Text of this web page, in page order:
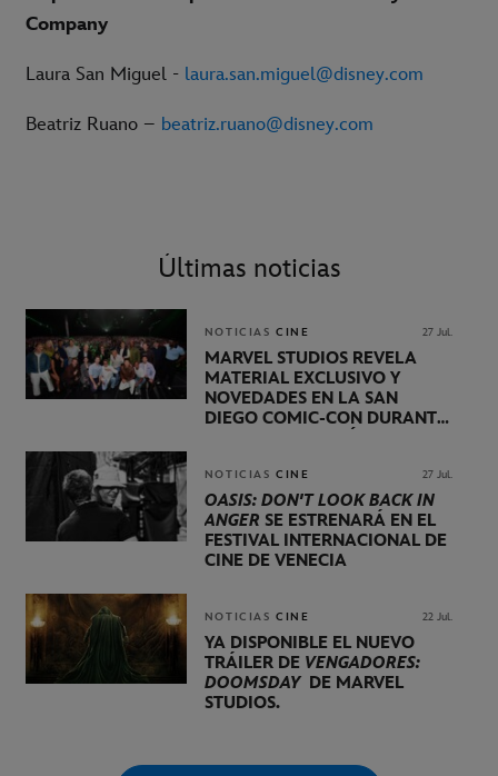
Company
Laura San Miguel - laura.san.miguel@disney.com
Beatriz Ruano – beatriz.ruano@disney.com
Últimas noticias
NOTICIAS CINE 27 Jul.
MARVEL STUDIOS REVELA
MATERIAL EXCLUSIVO Y
NOVEDADES EN LA SAN
DIEGO COMIC-CON DURANTE
NOTICIAS CINE 27 Jul.
OASIS: DON'T LOOK BACK IN
ANGER SE ESTRENARÁ EN EL
FESTIVAL INTERNACIONAL DE
CINE DE VENECIA
NOTICIAS CINE 22 Jul.
YA DISPONIBLE EL NUEVO
TRÁILER DE VENGADORES:
DOOMSDAYDE MARVEL
STUDIOS.